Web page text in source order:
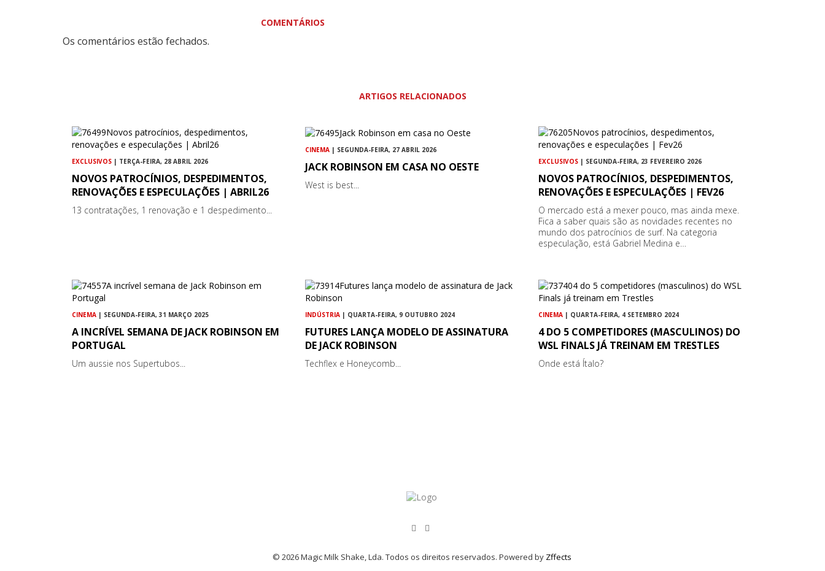
COMENTÁRIOS
Os comentários estão fechados.
ARTIGOS RELACIONADOS
EXCLUSIVOS | TERÇA-FEIRA, 28 ABRIL 2026
NOVOS PATROCÍNIOS, DESPEDIMENTOS,
RENOVAÇÕES E ESPECULAÇÕES | ABRIL26
13 contratações, 1 renovação e 1 despedimento...
CINEMA | SEGUNDA-FEIRA, 27 ABRIL 2026
JACK ROBINSON EM CASA NO OESTE
West is best...
EXCLUSIVOS | SEGUNDA-FEIRA, 23 FEVEREIRO 2026
NOVOS PATROCÍNIOS, DESPEDIMENTOS,
RENOVAÇÕES E ESPECULAÇÕES | FEV26
O mercado está a mexer pouco, mas ainda mexe.
Fica a saber quais são as novidades recentes no
mundo dos patrocínios de surf. Na categoria
especulação, está Gabriel Medina e…
CINEMA | SEGUNDA-FEIRA, 31 MARÇO 2025
A INCRÍVEL SEMANA DE JACK ROBINSON EM
PORTUGAL
Um aussie nos Supertubos...
INDÚSTRIA | QUARTA-FEIRA, 9 OUTUBRO 2024
FUTURES LANÇA MODELO DE ASSINATURA
DE JACK ROBINSON
Techflex e Honeycomb...
CINEMA | QUARTA-FEIRA, 4 SETEMBRO 2024
4 DO 5 COMPETIDORES (MASCULINOS) DO
WSL FINALS JÁ TREINAM EM TRESTLES
Onde está Ítalo?
© 2026 Magic Milk Shake, Lda. Todos os direitos reservados. Powered by Zffects